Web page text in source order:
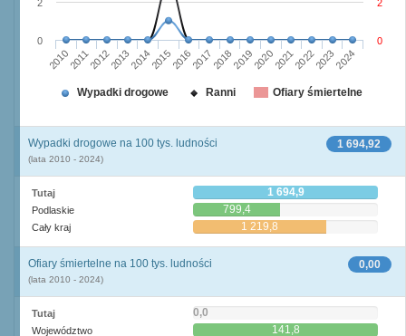
201020112012201320142015201620172018201920202021202220232024
0
2
0
2
Wypadki drogowe Ranni Ofiary śmiertelne
1 694,92
Wypadki drogowe na 100 tys. ludności
(lata 2010 - 2024)
Tutaj 1 694,9
Podlaskie 799,4
Cały kraj 1 219,8
0,00
Ofiary śmiertelne na 100 tys. ludności
(lata 2010 - 2024)
Tutaj 0,0
Województwo 141,8